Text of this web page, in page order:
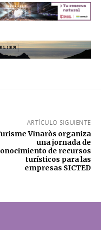
ARTÍCULO SIGUIENTE
Vinaròs organiza
una jornada de
de recursos
turísticos para las
empresas SICTED